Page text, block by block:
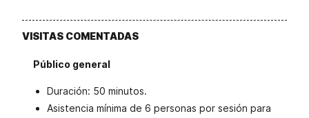
VISITAS COMENTADAS
Público general
Duración: 50 minutos.
Asistencia mínima de 6 personas por sesión para